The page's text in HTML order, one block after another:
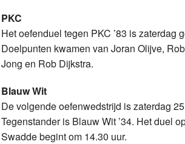
PKC
Het oefenduel tegen PKC ’83 is zaterdag
Doelpunten kwamen van Joran Olijve,
Jong en Rob Dijkstra.
Blauw Wit
De volgende oefenwedstrijd is zaterdag
Tegenstander is Blauw Wit ’34. Het duel
Swadde begint om 14.30 uur.